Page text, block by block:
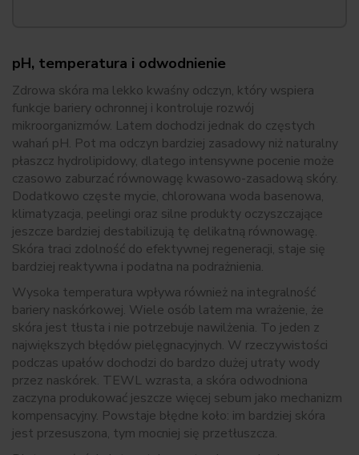
pH, temperatura i odwodnienie
Zdrowa skóra ma lekko kwaśny odczyn, który wspiera
funkcje bariery ochronnej i kontroluje rozwój
mikroorganizmów. Latem dochodzi jednak do częstych
wahań pH. Pot ma odczyn bardziej zasadowy niż naturalny
płaszcz hydrolipidowy, dlatego intensywne pocenie może
czasowo zaburzać równowagę kwasowo-zasadową skóry.
Dodatkowo częste mycie, chlorowana woda basenowa,
klimatyzacja, peelingi oraz silne produkty oczyszczające
jeszcze bardziej destabilizują tę delikatną równowagę.
Skóra traci zdolność do efektywnej regeneracji, staje się
bardziej reaktywna i podatna na podrażnienia.
Wysoka temperatura wpływa również na integralność
bariery naskórkowej. Wiele osób latem ma wrażenie, że
skóra jest tłusta i nie potrzebuje nawilżenia. To jeden z
największych błędów pielęgnacyjnych. W rzeczywistości
podczas upałów dochodzi do bardzo dużej utraty wody
przez naskórek. TEWL wzrasta, a skóra odwodniona
zaczyna produkować jeszcze więcej sebum jako mechanizm
kompensacyjny. Powstaje błędne koło: im bardziej skóra
jest przesuszona, tym mocniej się przetłuszcza.